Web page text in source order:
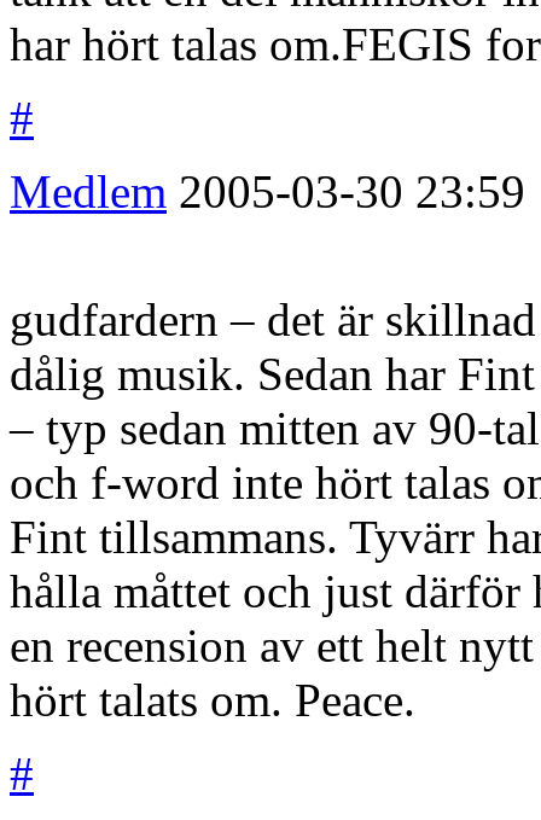
har hört talas om.FEGIS
#
Medlem 2005-03-30 23:59
gudfardern – det är
dålig musik. Sedan har
– typ sedan mitten av 90-
och f-word inte hört talas
Fint tillsammans. Tyvärr
hålla måttet och just därför
en recension av ett helt
hört talats om. Peace.
#